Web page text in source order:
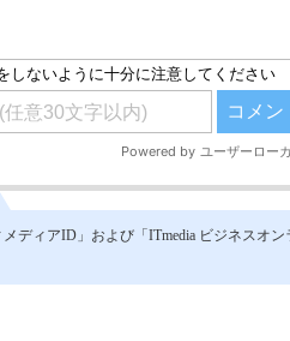
ディアID」および「ITmedia ビジネスオン